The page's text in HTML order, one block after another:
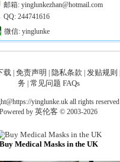
邮箱: yinglunkezhan@hotmail.com
QQ: 244741616
微信: yinglunke
载 免责声明 隐私条款 发贴规则
务 常见问题 FAQs
yinglunke.uk all rights reserved
Powered by 英伦客 © 2003-2026
Buy Medical Masks in the UK